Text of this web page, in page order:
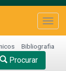
Bibliografia
Procurar